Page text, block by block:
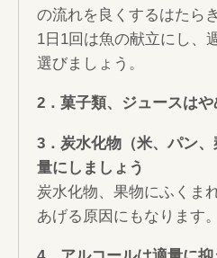
の流れを良くするはたら
1日1回は魚の献立にし、
選びましょう。
2．菓子類、ジュースはや
3．炭水化物（米、パン
量にしましょう
炭水化物、果物にふくま
あげる原因にもなります。